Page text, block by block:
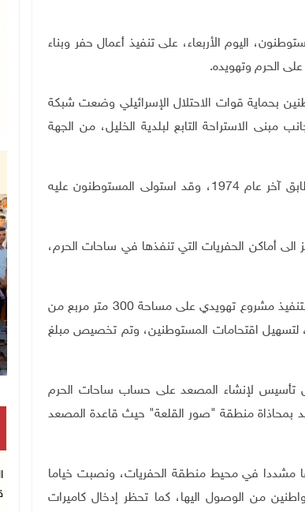
والمستوطنون، اليوم الأربعاء، على تنفيذ أعمال حفر وبناء
الحرم وتهويده.
بحماية قوات الاحتلال الإسرائيلي وضعت شبكة
مبنى الاستراحة التابع لبلدية الخليل، من الجهة
وقال إن بلدية الخليل أنشأت المبنى عام 1966، وأضيف إليه طابق آخر عام 1974، وقد استولى المستوطنون عليه
أماكن الحفريات التي تنفذها في ساحات الحرم،
وكانت سلطات الاحتلال شرعت في شهر آب/ أغسطس الماضي بتنفيذ مشروع تهويدي على مساحة 300 متر مربع من
لتسهيل اقتحامات المستوطنين، وتم تخصيص مبلغ
تأسيس لإنشاء المصعد على حساب ساحات الحرم
بمحاذاة منطقة "صور القلعة" حيث قاعدة المصعد
مشددا في محيط منطقة الحفريات، ونصبت خياما
من الوصول اليها، كما تحظر إدخال كاميرات